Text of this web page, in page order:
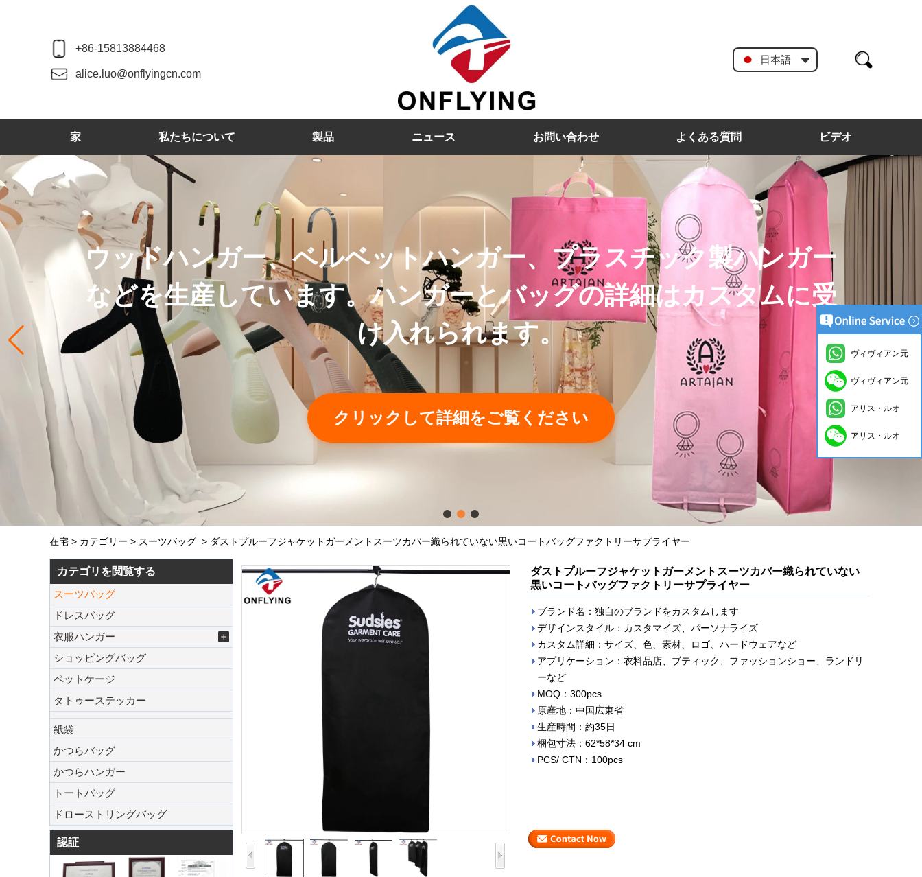
+86-15813884468
alice.luo@onflyingcn.com
日本語
家 私たちについて 製品 ニュース お問い合わせ よくある質問 ビデオ
ウッドハンガー、ベルベットハンガー、プラスチック製ハンガー
などを生産しています。ハンガーとバッグの詳細はカスタムに受
け入れられます。
クリックして詳細をご覧ください
在宅 > カテゴリー > スーツバッグ > ダストプルーフジャケットガーメントスーツカバー織られていない黒いコートバッグファクトリーサプライヤー
カテゴリを閲覧する
スーツバッグ
ドレスバッグ
衣服ハンガー
ショッピングバッグ
ペットケージ
タトゥーステッカー
紙袋
かつらバッグ
かつらハンガー
トートバッグ
ドローストリングバッグ
認証
ダストプルーフジャケットガーメントスーツカバー織られていない
黒いコートバッグファクトリーサプライヤー
ブランド名：独自のブランドをカスタムします
デザインスタイル：カスタマイズ、パーソナライズ
カスタム詳細：サイズ、色、素材、ロゴ、ハードウェアなど
アプリケーション：衣料品店、ブティック、ファッションショー、ランドリ
ーなど
MOQ：300pcs
原産地：中国広東省
生産時間：約35日
梱包寸法：62*58*34 cm
PCS/ CTN：100pcs
ヴィヴィアン元
ヴィヴィアン元
アリス・ルオ
アリス・ルオ